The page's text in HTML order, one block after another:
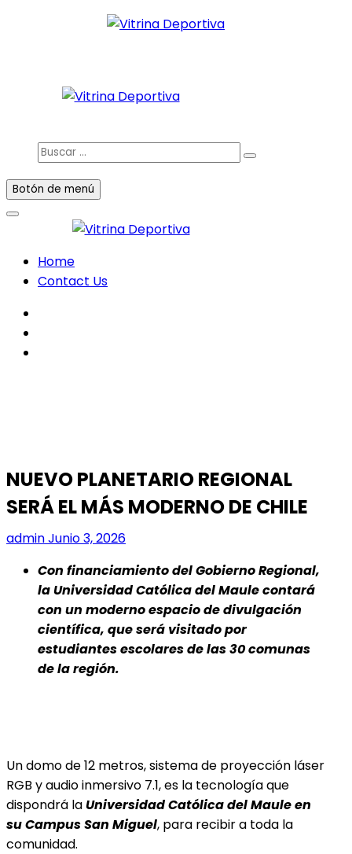
facebook
instagram
Buscar
Botón de menú
Home
Contact Us
NUEVO PLANETARIO REGIONAL
SERÁ EL MÁS MODERNO DE CHILE
adminJunio 3, 2026
Con financiamiento del Gobierno Regional,
la Universidad Católica del Maule contará
con un moderno espacio de divulgación
científica, que será visitado por
estudiantes escolares de las 30 comunas
de la región.
Un domo de 12 metros, sistema de proyección láser
RGB y audio inmersivo 7.1, es la tecnología que
dispondrá laUniversidad Católica del Maule en
su Campus San Miguel, para recibir a toda la
comunidad.